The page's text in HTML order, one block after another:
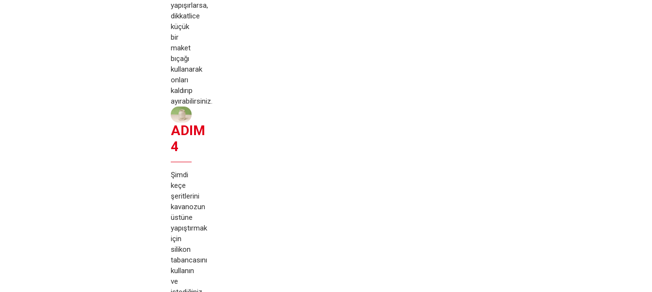
yapışırlarsa,
dikkatlice
küçük
bir
maket
bıçağı
kullanarak
onları
kaldırıp
ayırabilirsiniz.
ADIM
4
Şimdi
keçe
şeritlerini
kavanozun
üstüne
yapıştırmak
için
silikon
tabancasını
kullanın
ve